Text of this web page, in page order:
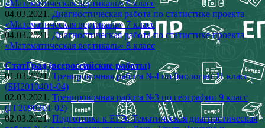
«Математическая вертикаль» 9 класс
04.03.2021. Диагностическая работа по статистике проекта
«Математическая вертикаль» 7 класс
04.03.2021.Диагностическая работа по статистике проекта
«Математическая вертикаль» 8 класс
СтатГрад (всероссийские работы)
01.03.2021.Тренировочная работа №4 по биологии 11 класс
(БИ2010401-04)
02.03.2021. Тренировочная работа №3 по географии 9 класс
(ГГ2090301-02)
02.03.2021.Подготовка к ЕГЭ. Тематическая диагностическая